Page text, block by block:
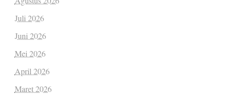
Juli 2026
Juni 2026
Mei 2026
April 2026
Maret 2026